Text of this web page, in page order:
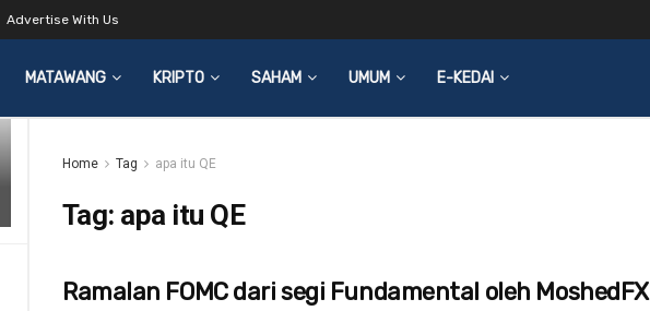
Advertise With Us
MATAWANG KRIPTO SAHAM UMUM E-KEDAI
Home Tag apa itu QE
Tag: apa itu QE
Ramalan FOMC dari segi Fundamental oleh MoshedFX